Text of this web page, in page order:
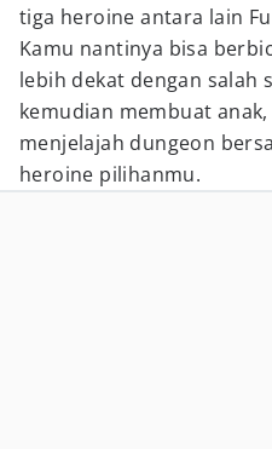
tiga heroine antara lain
Kamu nantinya bisa
lebih dekat dengan salah
kemudian membuat
menjelajah dungeon
heroine pilihanmu.